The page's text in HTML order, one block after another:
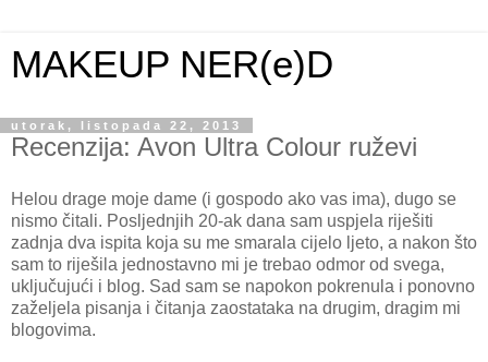
MAKEUP NER(e)D
utorak, listopada 22, 2013
Recenzija: Avon Ultra Colour ruževi
Helou drage moje dame (i gospodo ako vas ima), dugo se
nismo čitali. Posljednjih 20-ak dana sam uspjela riješiti
zadnja dva ispita koja su me smarala cijelo ljeto, a nakon što
sam to riješila jednostavno mi je trebao odmor od svega,
uključujući i blog. Sad sam se napokon pokrenula i ponovno
zaželjela pisanja i čitanja zaostataka na drugim, dragim mi
blogovima.